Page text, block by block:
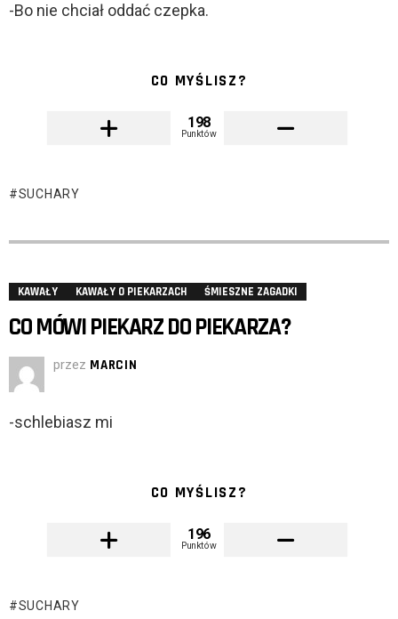
-Bo nie chciał oddać czepka.
CO MYŚLISZ?
198
Punktów
SUCHARY
KAWAŁY KAWAŁY O PIEKARZACH ŚMIESZNE ZAGADKI
CO MÓWI PIEKARZ DO PIEKARZA?
przez MARCIN
-schlebiasz mi
CO MYŚLISZ?
196
Punktów
SUCHARY